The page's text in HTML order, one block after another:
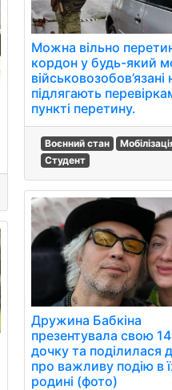
Можна вільно
кордон у будь-який
військовозобов’язані
підлягають
пункті перетину.
Воєнний стан
Студент
Дружина Бабкіна
презентувала свою
дочку та поділилася
про важливу подію в
родині (фото)